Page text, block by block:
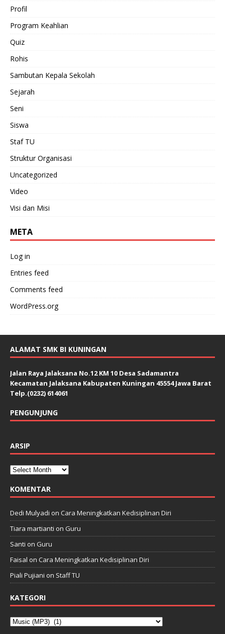
Profil
Program Keahlian
Quiz
Rohis
Sambutan Kepala Sekolah
Sejarah
Seni
Siswa
Staf TU
Struktur Organisasi
Uncategorized
Video
Visi dan Misi
META
Log in
Entries feed
Comments feed
WordPress.org
ALAMAT SMK BI KUNINGAN
Jalan Raya Jalaksana No.12 KM 10 Desa Sadamantra
Kecamatan Jalaksana Kabupaten Kuningan 45554 Jawa Barat
Telp.(0232) 614061
PENGUNJUNG
ARSIP
KOMENTAR
Dedi Mulyadi on Cara Meningkatkan Kedisiplinan Diri
Tiara martianti on Guru
Santi on Guru
Faisal on Cara Meningkatkan Kedisiplinan Diri
Piali Pujiani on Staff TU
KATEGORI